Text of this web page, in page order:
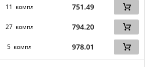
11 компл 751.49
27 компл 794.20
5 компл 978.01